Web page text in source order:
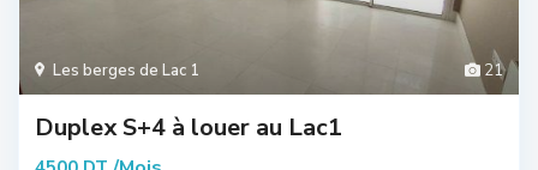
21
Les berges de Lac 1
Duplex S+4 à louer au Lac1